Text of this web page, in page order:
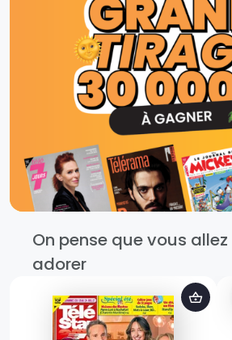
On pense que vous allez
adorer